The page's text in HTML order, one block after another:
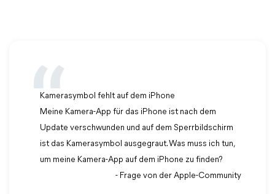
Kamerasymbol fehlt auf dem iPhone
Meine Kamera-App für das iPhone ist nach dem
Update verschwunden und auf dem Sperrbildschirm
ist das Kamerasymbol ausgegraut. Was muss ich tun,
um meine Kamera-App auf dem iPhone zu finden?
- Frage von der Apple-Community